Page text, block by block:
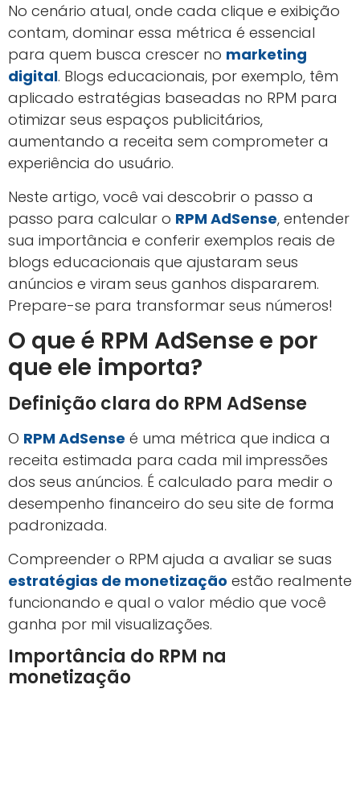
No cenário atual, onde cada clique e exibição
contam, dominar essa métrica é essencial
para quem busca crescer no marketing
digital. Blogs educacionais, por exemplo, têm
aplicado estratégias baseadas no RPM para
otimizar seus espaços publicitários,
aumentando a receita sem comprometer a
experiência do usuário.
Neste artigo, você vai descobrir o passo a
passo para calcular o RPM AdSense, entender
sua importância e conferir exemplos reais de
blogs educacionais que ajustaram seus
anúncios e viram seus ganhos dispararem.
Prepare-se para transformar seus números!
O que é RPM AdSense e por
que ele importa?
Definição clara do RPM AdSense
O RPM AdSense é uma métrica que indica a
receita estimada para cada mil impressões
dos seus anúncios. É calculado para medir o
desempenho financeiro do seu site de forma
padronizada.
Compreender o RPM ajuda a avaliar se suas
estratégias de monetização estão realmente
funcionando e qual o valor médio que você
ganha por mil visualizações.
Importância do RPM na
monetização